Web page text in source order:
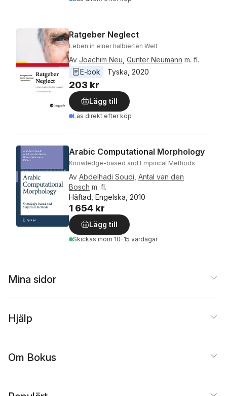
Ratgeber Neglect
Leben in einer halbierten Welt
Av Joachim Neu Gunter Neumann m. fl.
E-bok
Tyska 2020
203 kr
Lägg till
Läs direkt efter köp
Arabic Computational Morphology
Knowledge-based and Empirical Methods
Av Abdelhadi Soudi Antal van den
Bosch m. fl.
Häftad, Engelska, 2010
1 654 kr
Lägg till
Skickas inom 10-15 vardagar
Mina sidor
Hjälp
Om Bokus